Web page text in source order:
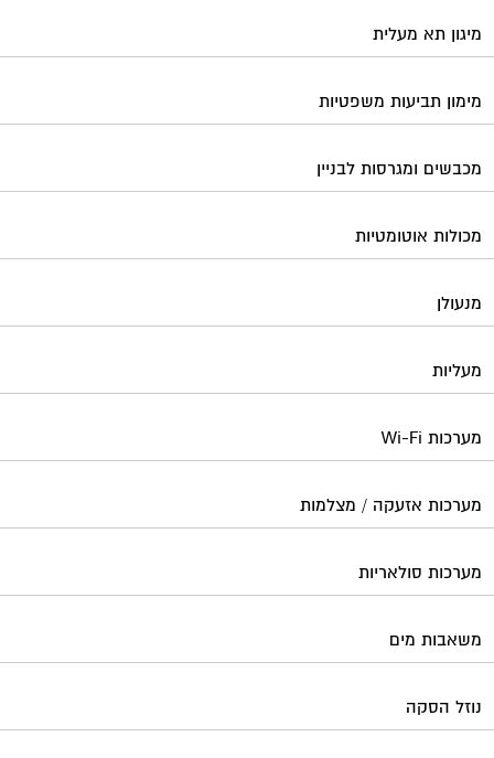
מיגון תא מעלית
מימון תביעות משפטיות
מכבשים ומגרסות לבניין
מכולות אוטומטיות
מנעולן
מעליות
מערכות Wi-Fi
מערכות אזעקה / מצלמות
מערכות סולאריות
משאבות מים
נוזל הסקה